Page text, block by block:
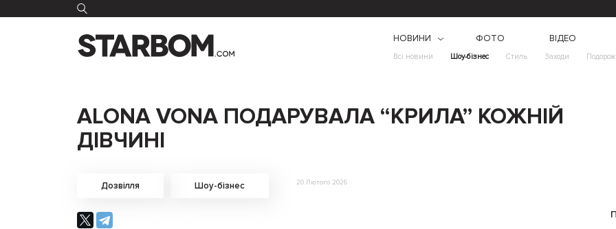
НОВИНИ
Всі новини Шоу-бізнес Стиль Заходи Подорожі
ФОТО ВІДЕО
ALONA VONA ПОДАРУВАЛА “КРИЛА” КОЖНІЙ
ДІВЧИНІ
Дозвілля Шоу-бізнес 20 Лютого 2026